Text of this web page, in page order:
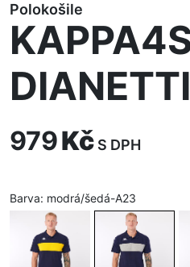
Polokošile
979Kč S DPH
Barva: modrá/šedá-A23